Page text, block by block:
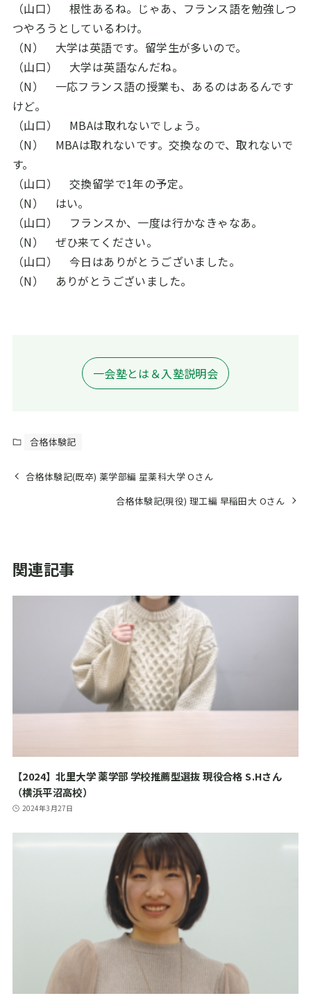
（山口） 根性あるね。じゃあ、フランス語を勉強しつ
つやろうとしているわけ。
（N） 大学は英語です。留学生が多いので。
（山口） 大学は英語なんだね。
（N） 一応フランス語の授業も、あるのはあるんです
けど。
（山口） MBAは取れないでしょう。
（N） MBAは取れないです。交換なので、取れないで
す。
（山口） 交換留学で1年の予定。
（N） はい。
（山口） フランスか、一度は行かなきゃなあ。
（N） ぜひ来てください。
（山口） 今日はありがとうございました。
（N） ありがとうございました。
一会塾とは＆入塾説明会
合格体験記
合格体験記(既卒) 薬学部編 星薬科大学 Oさん
合格体験記(現役) 理工編 早稲田大 Oさん
関連記事
【2024】北里大学 薬学部 学校推薦型選抜 現役合格 S.Hさん
（横浜平沼高校）
2024年3月27日